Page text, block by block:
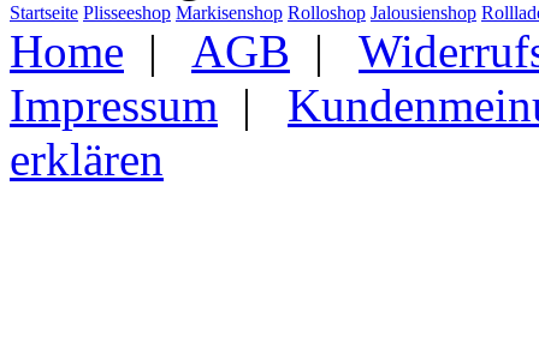
Startseite Plisseeshop Markisenshop Rolloshop Jalousienshop
Home | AGB |
Impressum |
erklären